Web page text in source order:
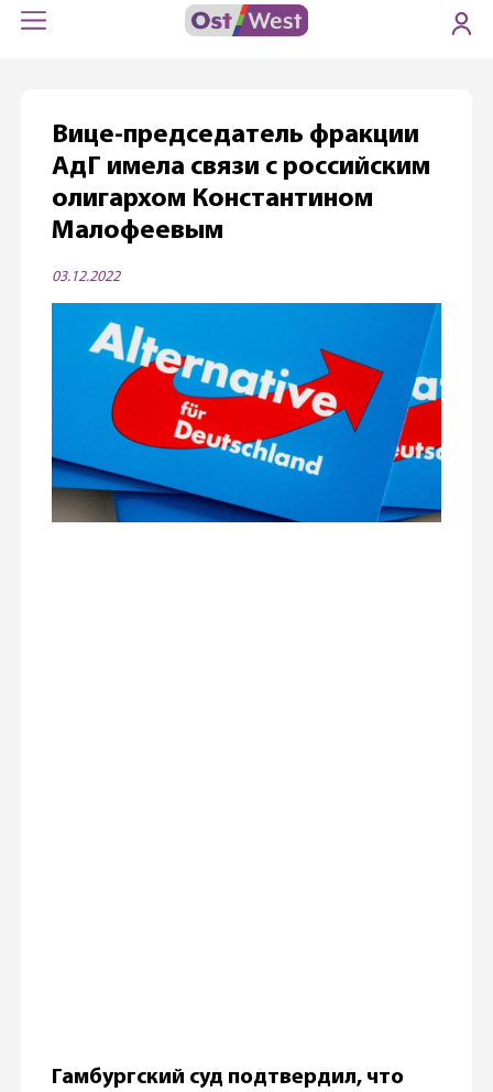
Вице-председатель фракции
АдГ имела связи с российским
олигархом Константином
Малофеевым
03.12.2022
Гамбургский суд подтвердил, что